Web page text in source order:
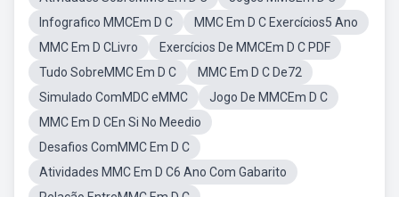
Infografico MMCEm D C
MMC Em D C Exercícios5 Ano
MMC Em D CLivro
Exercícios De MMCEm D C PDF
Tudo SobreMMC Em D C
MMC Em D C De72
Simulado ComMDC eMMC
Jogo De MMCEm D C
MMC Em D CEn Si No Meedio
Desafios ComMMC Em D C
Atividades MMC Em D C6 Ano Com Gabarito